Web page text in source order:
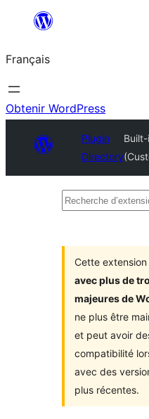
contenu
Français
Obtenir WordPress
Plugin
Directory
Recherche
Cette extension
avec plus de
majeures de
ne plus être
et peut avoir
compatibilité
avec des
plus récentes.